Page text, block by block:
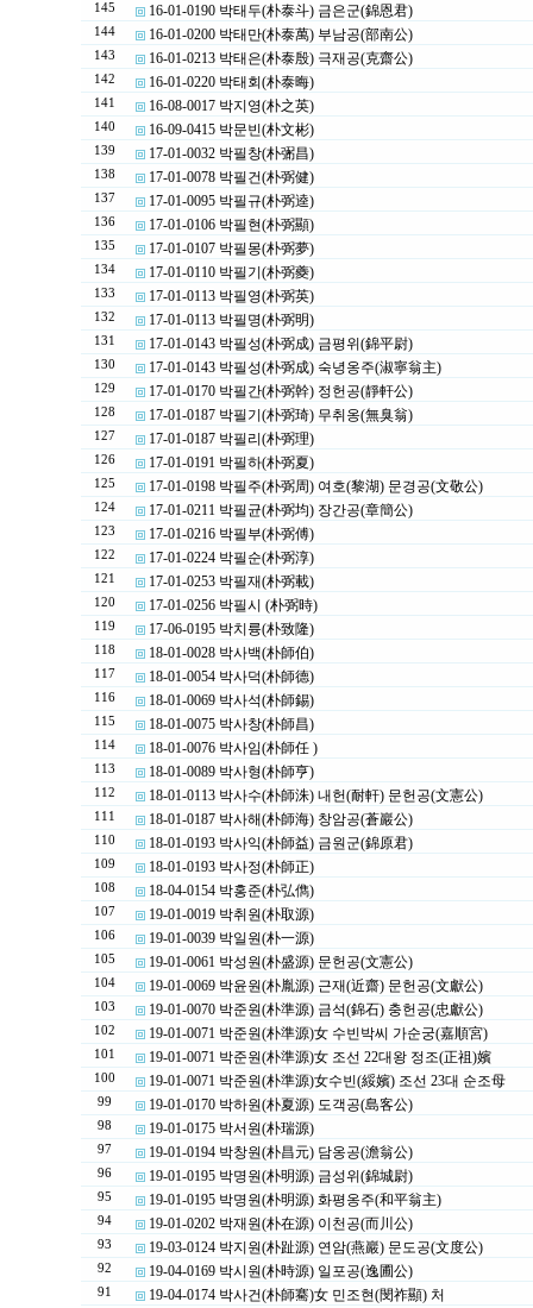
145 16-01-0190 박태두(朴泰斗) 금은군(錦恩君)
144 16-01-0200 박태만(朴泰萬) 부남공(部南公)
143 16-01-0213 박태은(朴泰殷) 극재공(克齋公)
142 16-01-0220 박태회(朴泰晦)
141 16-08-0017 박지영(朴之英)
140 16-09-0415 박문빈(朴文彬)
139 17-01-0032 박필창(朴弻昌)
138 17-01-0078 박필건(朴弼健)
137 17-01-0095 박필규(朴弼逵)
136 17-01-0106 박필현(朴弼顯)
135 17-01-0107 박필몽(朴弼夢)
134 17-01-0110 박필기(朴弼夔)
133 17-01-0113 박필영(朴弼英)
132 17-01-0113 박필명(朴弼明)
131 17-01-0143 박필성(朴弼成) 금평위(錦平尉)
130 17-01-0143 박필성(朴弼成) 숙녕옹주(淑寧翁主)
129 17-01-0170 박필간(朴弼幹) 정헌공(靜軒公)
128 17-01-0187 박필기(朴弼琦) 무취옹(無臭翁)
127 17-01-0187 박필리(朴弼理)
126 17-01-0191 박필하(朴弼夏)
125 17-01-0198 박필주(朴弼周) 여호(黎湖) 문경공(文敬公)
124 17-01-0211 박필균(朴弼均) 장간공(章簡公)
123 17-01-0216 박필부(朴弼傅)
122 17-01-0224 박필순(朴弼淳)
121 17-01-0253 박필재(朴弼載)
120 17-01-0256 박필시 (朴弼時)
119 17-06-0195 박치륭(朴致隆)
118 18-01-0028 박사백(朴師伯)
117 18-01-0054 박사덕(朴師德)
116 18-01-0069 박사석(朴師錫)
115 18-01-0075 박사창(朴師昌)
114 18-01-0076 박사임(朴師任 )
113 18-01-0089 박사형(朴師亨)
112 18-01-0113 박사수(朴師洙) 내헌(耐軒) 문헌공(文憲公)
111 18-01-0187 박사해(朴師海) 창암공(蒼巖公)
110 18-01-0193 박사익(朴師益) 금원군(錦原君)
109 18-01-0193 박사정(朴師正)
108 18-04-0154 박홍준(朴弘儁)
107 19-01-0019 박취원(朴取源)
106 19-01-0039 박일원(朴一源)
105 19-01-0061 박성원(朴盛源) 문헌공(文憲公)
104 19-01-0069 박윤원(朴胤源) 근재(近齋) 문헌공(文獻公)
103 19-01-0070 박준원(朴準源) 금석(錦石) 충헌공(忠獻公)
102 19-01-0071 박준원(朴準源)女 수빈박씨 가순궁(嘉順宮)
101 19-01-0071 박준원(朴準源)女 조선 22대왕 정조(正祖)嬪
100 19-01-0071 박준원(朴準源)女수빈(綏嬪) 조선 23대 순조母
99 19-01-0170 박하원(朴夏源) 도객공(島客公)
98 19-01-0175 박서원(朴瑞源)
97 19-01-0194 박창원(朴昌元) 담옹공(澹翁公)
96 19-01-0195 박명원(朴明源) 금성위(錦城尉)
95 19-01-0195 박명원(朴明源) 화평옹주(和平翁主)
94 19-01-0202 박재원(朴在源) 이천공(而川公)
93 19-03-0124 박지원(朴趾源) 연암(燕巖) 문도공(文度公)
92 19-04-0169 박시원(朴時源) 일포공(逸圃公)
91 19-04-0174 박사건(朴師騫)女 민조현(閔祚顯) 처